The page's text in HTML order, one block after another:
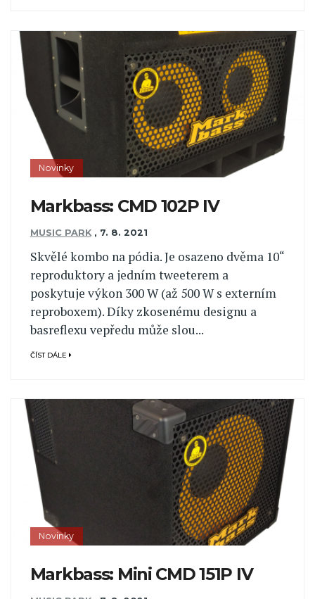
Novinky
Markbass: CMD 102P IV
MUSIC PARK , 7. 8. 2021
Skvělé kombo na pódia. Je osazeno dvěma 10“
reproduktory a jedním tweeterem a
poskytuje výkon 300 W (až 500 W s externím
reproboxem). Díky zkosenému designu a
basreflexu vepředu může slou...
ČÍST DÁLE
Novinky
Markbass: Mini CMD 151P IV